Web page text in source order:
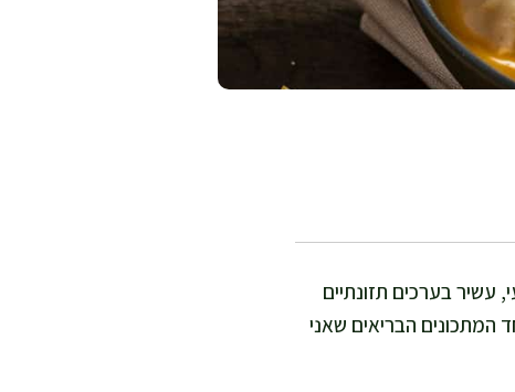
עשיר בערכים תזונתיים
המתכונים הבריאים שאני